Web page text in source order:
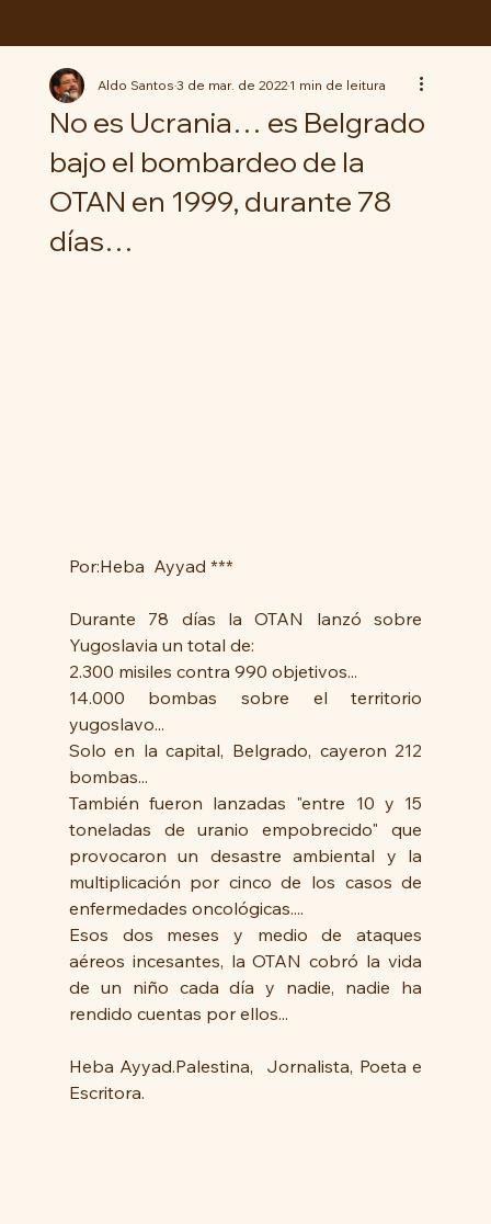
No es Ucrania… es Belgrado
bajo el bombardeo de la
OTAN en 1999, durante 78
días…
Aldo Santos3 de mar. de 20221 min de leitura
Por:Heba  Ayyad ***
Durante 78 días la OTAN lanzó sobre
Yugoslavia un total de:
2.300 misiles contra 990 objetivos...
14.000 bombas sobre el territorio
yugoslavo...
Solo en la capital, Belgrado, cayeron 212
bombas...
También fueron lanzadas "entre 10 y 15
toneladas de uranio empobrecido" que
provocaron un desastre ambiental y la
multiplicación por cinco de los casos de
enfermedades oncológicas....
Esos dos meses y medio de ataques
aéreos incesantes, la OTAN cobró la vida
de un niño cada día y nadie, nadie ha
rendido cuentas por ellos...
Heba Ayyad.Palestina,  Jornalista, Poeta e
Escritora.